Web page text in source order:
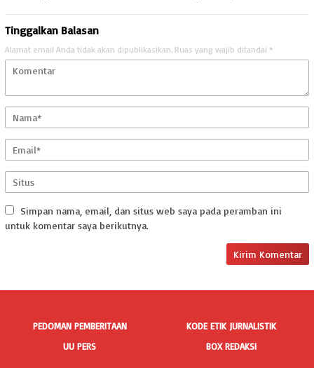
Tinggalkan Balasan
Alamat email Anda tidak akan dipublikasikan. Ruas yang wajib ditandai *
Simpan nama, email, dan situs web saya pada peramban ini
untuk komentar saya berikutnya.
PEDOMAN PEMBERITAAN
KODE ETIK JURNALISTIK
UU PERS
BOX REDAKSI